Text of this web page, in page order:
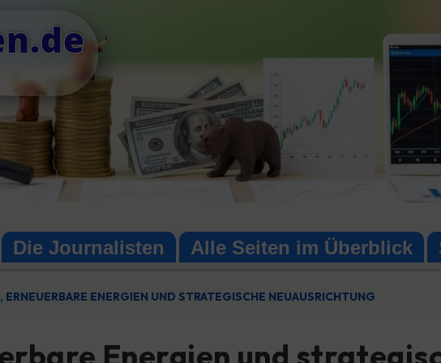
Die Journalisten Alle Seiten im Überblick
ERNEUERBARE ENERGIEN UND STRATEGISCHE NEUAUSRICHTUNG